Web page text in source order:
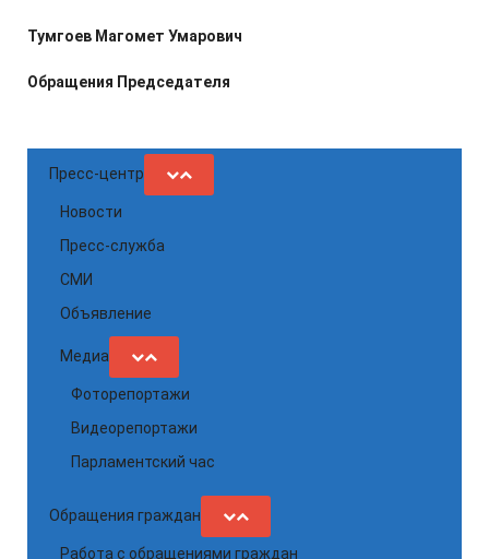
Тумгоев Магомет Умарович
Обращения Председателя
Пресс-центр
Новости
Пресс-служба
СМИ
Объявление
Медиа
Фоторепортажи
Видеорепортажи
Парламентский час
Обращения граждан
Работа с обращениями граждан